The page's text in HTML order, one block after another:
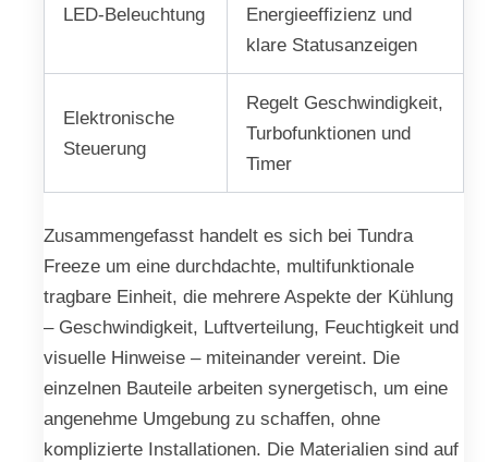
LED-Beleuchtung
Energieeffizienz und
klare Statusanzeigen
Elektronische
Steuerung
Regelt Geschwindigkeit,
Turbofunktionen und
Timer
Zusammengefasst handelt es sich bei Tundra
Freeze um eine durchdachte, multifunktionale
tragbare Einheit, die mehrere Aspekte der Kühlung
– Geschwindigkeit, Luftverteilung, Feuchtigkeit und
visuelle Hinweise – miteinander vereint. Die
einzelnen Bauteile arbeiten synergetisch, um eine
angenehme Umgebung zu schaffen, ohne
komplizierte Installationen. Die Materialien sind auf